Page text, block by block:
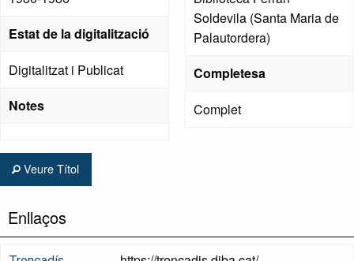
Estat de la digitalització
Digitalitzat i Publicat
Notes
Soldevila (Santa Maria de
Palautordera)
Completesa
Complet
Veure Títol
Enllaços